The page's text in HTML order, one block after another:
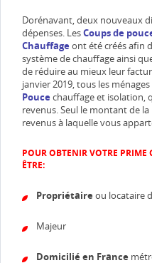
Dorénavant, deux nouveaux
dépenses. LesCoups de
Chauffage ont été créés afin
système de chauffage ainsi
de réduire au mieux leur
janvier 2019, tous les
Pouce chauffage et isolation,
revenus. Seul le montant de
revenus à laquelle vous
POUR OBTENIR VOTRE PRIME
ÊTRE:
Propriétaire ou locataire
Majeur
Domicilié en France